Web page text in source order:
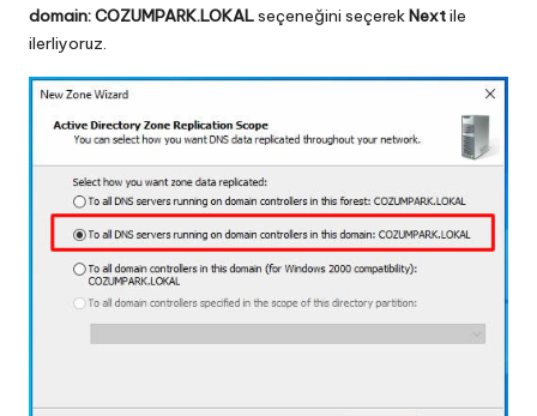
domain: COZUMPARK.LOKALseçeneğini seçerekNextile
ilerliyoruz.